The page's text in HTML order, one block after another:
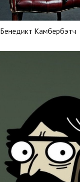
Бенедикт Камбербэтч